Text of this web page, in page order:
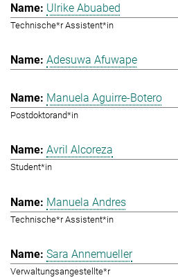
Ulrike Abuabed
Technische*r Assistent*in
Adesuwa Afuwape
Manuela Aguirre-Botero
Postdoktorand*in
Avril Alcoreza
Student*in
Manuela Andres
Technische*r Assistent*in
Sara Annemueller
Verwaltungsangestellte*r